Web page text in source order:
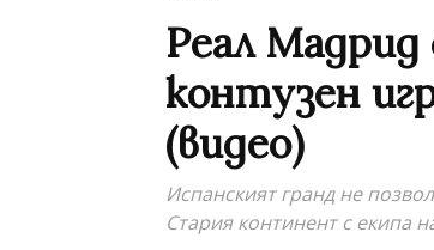
Реал
контузен
(видео)
Испанският гранд не
Стария континент с екипа